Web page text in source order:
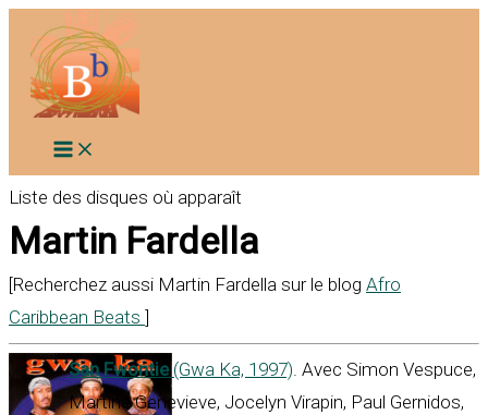
contenu
Liste des disques où apparaît
Martin Fardella
[Recherchez aussi Martin Fardella sur le blog Afro
Caribbean Beats ]
San Fwontie (Gwa Ka, 1997). Avec Simon Vespuce,
Martine Genevieve, Jocelyn Virapin, Paul Gernidos,